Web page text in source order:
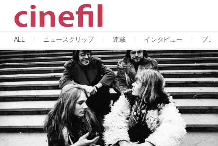
ALL ニュースクリップ 連載 インタビュー プレ